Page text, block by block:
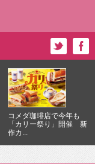
コメダ珈琲店で今年も
「カリー祭り」開催 新
作カ...